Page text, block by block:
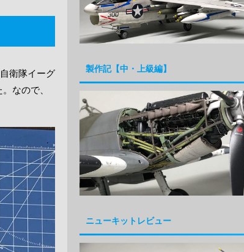
衛隊イーグ
なので、
製作記【中・上級編】
ニューキットレビュー